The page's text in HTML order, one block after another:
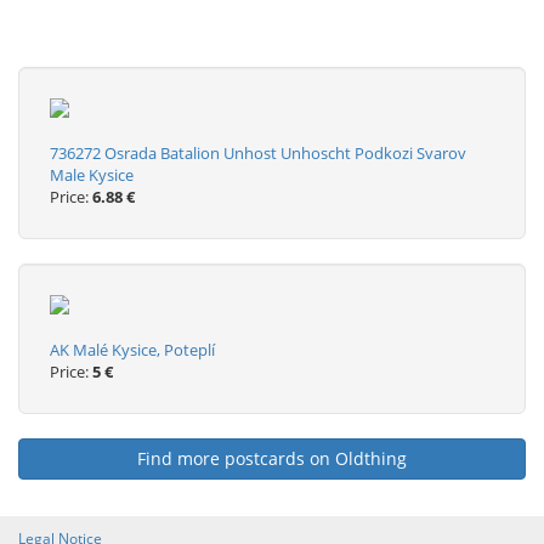
736272 Osrada Batalion Unhost Unhoscht Podkozi Svarov
Male Kysice
Price:6.88 €
AK Malé Kysice, Poteplí
Price:5 €
Find more postcards on Oldthing
Legal Notice